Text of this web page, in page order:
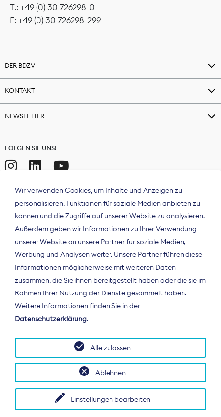
T.: +49 (0) 30 726298-0
F: +49 (0) 30 726298-299
DER BDZV
KONTAKT
NEWSLETTER
FOLGEN SIE UNS!
Der Bundesverband Digitalpublisher und
Zeitungsverleger (BDZV) vertritt als
Spitzenorganisation die Interessen der
Deutschland und auf EU-Ebene.
© 2026 BDZV. All rights reserved.
Wir verwenden Cookies, um Inhalte und Anzeigen zu
personalisieren, Funktionen für soziale Medien anbieten zu
können und die Zugriffe auf unserer Website zu analysieren.
Außerdem geben wir Informationen zu Ihrer Verwendung
unserer Website an unsere Partner für soziale Medien,
Werbung und Analysen weiter. Unsere Partner führen diese
Informationen möglicherweise mit weiteren Daten
zusammen, die Sie ihnen bereitgestellt haben oder die sie im
Rahmen Ihrer Nutzung der Dienste gesammelt haben.
Weitere Informationen finden Sie in der
Datenschutzerklärung.
Einstellungen bearbeiten
Ablehnen
Alle zulassen